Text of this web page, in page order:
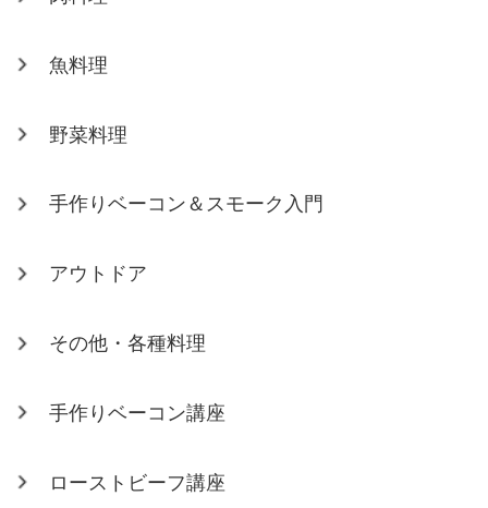
魚料理
野菜料理
手作りベーコン＆スモーク入門
アウトドア
その他・各種料理
手作りベーコン講座
ローストビーフ講座